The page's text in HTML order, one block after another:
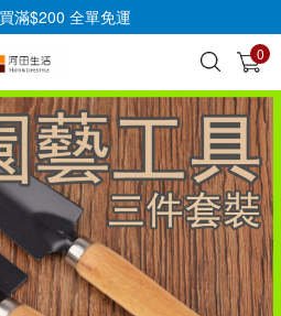
滿$200 全單免運
0
查看